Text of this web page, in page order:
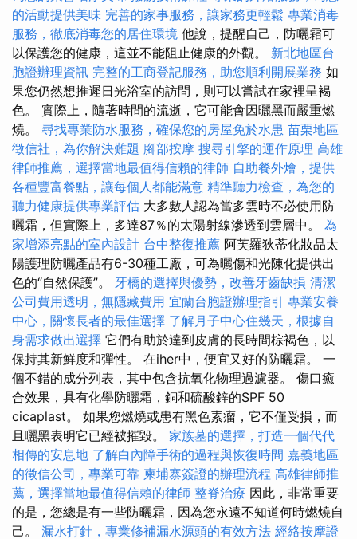
的活動提供美味 完善的家事服務，讓家務更輕鬆 專業消毒
服務，徹底消毒您的居住環境 他說，提醒自己，防曬霜可
以保護您的健康，這並不能阻止健康的外觀。 新北地區台
胞證辦理資訊 完整的工商登記服務，助您順利開展業務 如
果您仍然想推遲日光浴室的訪問，則可以嘗試在家裡呈褐
色。 實際上，隨著時間的流逝，它可能會因曬黑而嚴重燃
燒。 尋找專業防水服務，確保您的房屋免於水患 苗栗地區
徵信社，為你解決難題 腳部按摩 搜尋引擎的運作原理 高雄
律師推薦，選擇當地最值得信賴的律師 自助餐外燴，提供
各種豐富餐點，讓每個人都能滿意 精準聽力檢查，為您的
聽力健康提供專業評估 大多數人認為當多雲時不必使用防
曬霜，但實際上，多達87％的太陽射線滲透到雲層中。 為
家增添亮點的室內設計 台中整復推薦 阿芙羅狄蒂化妝品太
陽護理防曬產品有6-30種工廠，可為曬傷和光陳化提供出
色的“自然保護”。 牙橋的選擇與優勢，改善牙齒缺損 清潔
公司費用透明，無隱藏費用 宜蘭台胞證辦理指引 專業安養
中心，關懷長者的最佳選擇 了解月子中心住幾天，根據自
身需求做出選擇 它們有助於達到皮膚的長時間棕褐色，以
保持其新鮮度和彈性。 在iher中，便宜又好的防曬霜。 一
個不錯的成分列表，其中包含抗氧化物理過濾器。 傷口癒
合效果，具有化學防曬霜，銅和硫酸鋅的SPF 50
cicaplast。 如果您燃燒或患有黑色素瘤，它不僅受損，而
且曬黑表明它已經被摧毀。 家族墓的選擇，打造一個代代
相傳的安息地 了解白內障手術的過程與恢復時間 嘉義地區
的徵信公司，專業可靠 柬埔寨簽證的辦理流程 高雄律師推
薦，選擇當地最值得信賴的律師 整脊治療 因此，非常重要
的是，您總是有一些防曬霜，因為您永遠不知道何時燃燒自
己。 漏水打針，專業修補漏水源頭的有效方法 經絡按摩證